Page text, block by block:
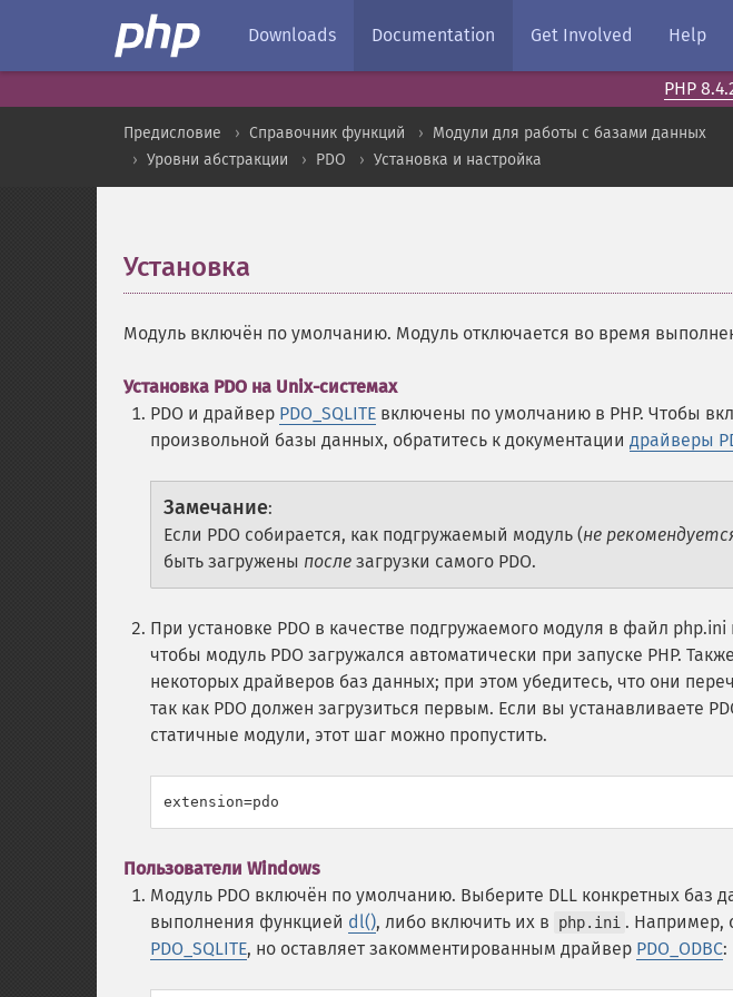
Downloads Documentation Get Involved Help
PHP
Предисловие Справочник функций
Модули для работы с базами данных
Уровни абстракции
PDO Установка и настройка
Установка
Модуль включён по умолчанию. Модуль отключается во время
Установка PDO на Unix-системах
PDO и драйвер PDO_SQLITE включены по умолчанию в PHP. Чтобы
произвольной базы данных, обратитесь к документации драйверы
Замечание:
Если PDO собирается, как подгружаемый модуль (не
быть загружены после загрузки самого PDO.
При установке PDO в качестве подгружаемого модуля в файл
чтобы модуль PDO загружался автоматически при запуске PHP.
некоторых драйверов баз данных; при этом убедитесь, что они
так как PDO должен загрузиться первым. Если вы устанавливаете
статичные модули, этот шаг можно пропустить.
Пользователи Windows
Модуль PDO включён по умолчанию. Выберите DLL конкретных баз
выполнения функцией dl(), либо включить их в php.ini . Например,
PDO_SQLITE, но оставляет закомментированным драйвер PDO_ODBC: